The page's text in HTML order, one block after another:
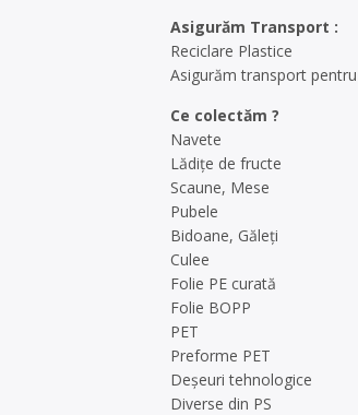
Asigurăm Transport :
Reciclare Plastice
Asigurăm transport
Ce colectăm ?
Navete
Lădiţe de fructe
Scaune, Mese
Pubele
Bidoane, Găleţi
Culee
Folie PE curată
Folie BOPP
PET
Preforme PET
Deşeuri tehnologice
Diverse din PS